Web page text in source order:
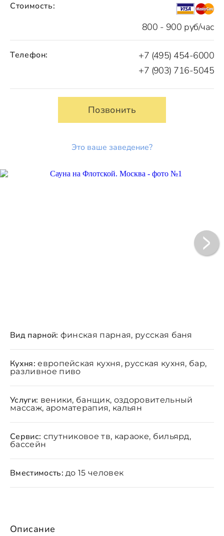
Стоимость:
800 - 900 руб/час
Телефон:
+7 (495) 454-6000
+7 (903) 716-5045
Позвонить
Это ваше заведение?
Описание
Вид парной: финская парная, русская баня
Кухня: европейская кухня, русская кухня, бар,
разливное пиво
Услуги: веники, банщик, оздоровительный
массаж, ароматерапия, кальян
Сервис: спутниковое тв, караоке, бильярд,
бассейн
Вместимость: до 15 человек